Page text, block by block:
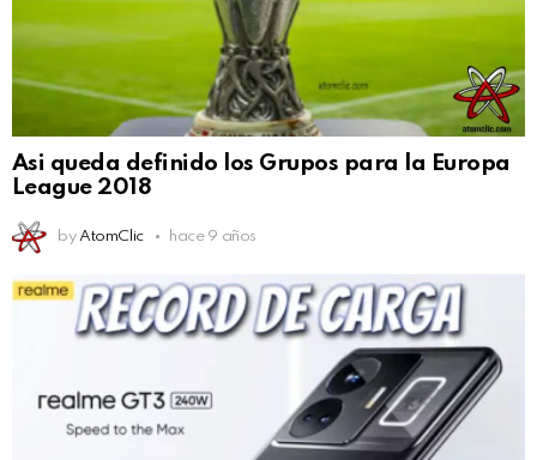
Asi queda definido los Grupos para la Europa
League 2018
by AtomClic hace 9 años